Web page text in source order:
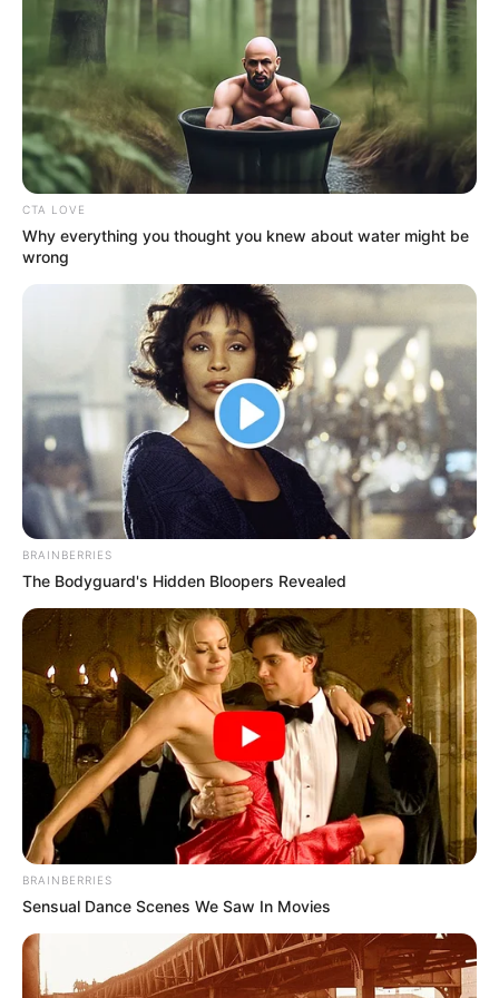
El temblor tuvo su epicentro en el municipio de Ciénaga
Magdalena, a las 2:27 de la madrugada del lunes 26 de
diciembre.
Por: Renán Fontalvo Donado
Diciembre 26, 2022
COMPARTIR
UNIRSE AL CANAL DE WHATSAPP
Un fuerte temblor sacudió a la costa norte colombiana
durante la madrugada de este lunes 26 de diciembre.El
movimiento sísmico tuvo su epicentro en el departamento
Magdalena
Según el servicio geológico colombiano,la magnitud del
temblor fue de 4.3y su profundidad fue superficial, es
decir menor a 30 kilómetros, por lo que se sintió con
fuerza.
Lea también:
Cero homicidios durante celebración de
Navidad en Cartagena
CTA LOVE
Why everything you thought you knew about water might be
wrong
BRAINBERRIES
The Bodyguard's Hidden Bloopers Revealed
BRAINBERRIES
Sensual Dance Scenes We Saw In Movies